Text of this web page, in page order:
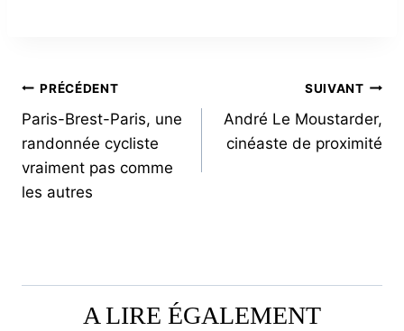
NAVIGATION
DE
L’ARTICLE
PRÉCÉDENT
Paris-Brest-Paris, une
randonnée cycliste
vraiment pas comme
les autres
SUIVANT
André Le Moustarder,
cinéaste de proximité
A LIRE ÉGALEMENT